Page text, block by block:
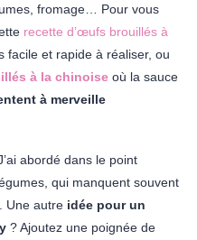
fromage… Pour vous
recette d’œufs brouillés à
facile et rapide à réaliser, ou
à la chinoise où la sauce
à merveille
abordé dans le point
qui manquent souvent
. Une autre idée pour un
? Ajoutez une poignée de